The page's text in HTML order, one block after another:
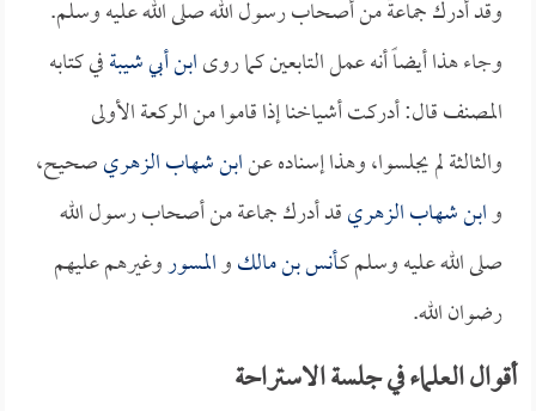
وقد أدرك جماعةً من أصحاب رسول الله صلى الله عليه وسلم.
وجاء هذا أيضاً أنه عمل التابعين كما روىابن أبي شيبةفي كتابه
المصنف قال: أدركت أشياخنا إذا قاموا من الركعة الأولى
والثالثة لم يجلسوا، وهذا إسناده عنابن شهاب الزهريصحيح،
وابن شهاب الزهريقد أدرك جماعة من أصحاب رسول الله
صلى الله عليه وسلم كـأنس بن مالكوالمسوروغيرهم عليهم
رضوان الله.
أقوال العلماء في جلسة الاستراحة